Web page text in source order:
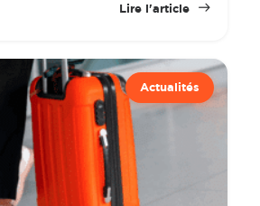
Lire l'article
Actualités